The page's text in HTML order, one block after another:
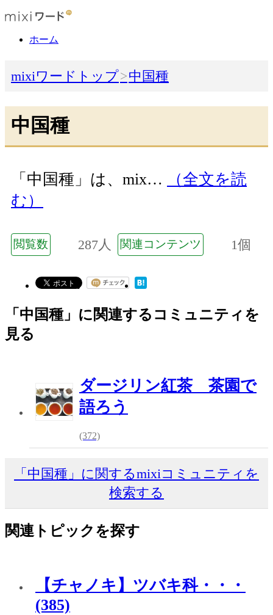
ホーム
mixiワードトップ 中国種
中国種
「中国種」は、mix…
（全文を読
む）
閲覧数 287人 関連コンテンツ 1個
「中国種」に関連するコミュニティを
見る
ダージリン紅茶 茶園で
語ろう
(372)
「中国種」に関するmixiコミュニティを
検索する
関連トピックを探す
【チャノキ】ツバキ科・・・
(385)